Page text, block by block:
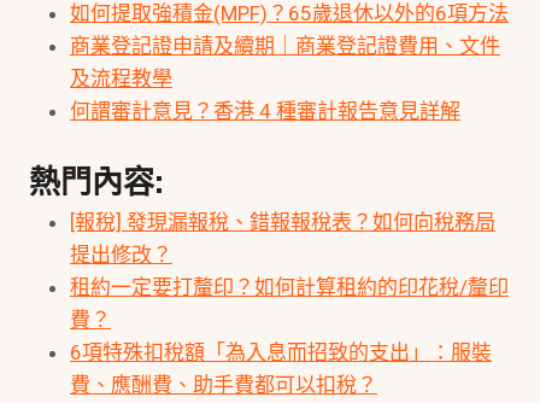
如何提取強積金(MPF)？65歲退休以外的6項方法
商業登記證申請及續期｜商業登記證費用、文件
及流程教學
何謂審計意見？香港 4 種審計報告意見詳解
熱門內容:
[報稅] 發現漏報稅、錯報報稅表？如何向稅務局
提出修改？
租約一定要打釐印？如何計算租約的印花稅/釐印
費？
6項特殊扣稅額「為入息而招致的支出」：服裝
費、應酬費、助手費都可以扣稅？